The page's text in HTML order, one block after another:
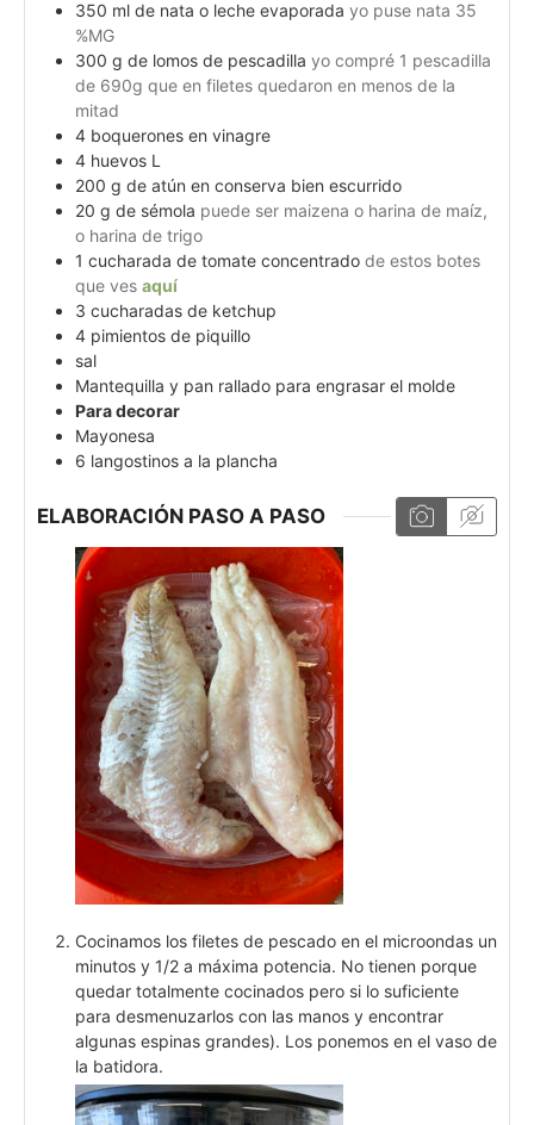
350 ml de nata o leche evaporada yo puse nata 35
%MG
300 g de lomos de pescadilla yo compré 1 pescadilla
de 690g que en filetes quedaron en menos de la
mitad
4 boquerones en vinagre
4 huevos L
200 g de atún en conserva bien escurrido
20 g de sémola puede ser maizena o harina de maíz,
o harina de trigo
1 cucharada de tomate concentrado de estos botes
que ves aquí
3 cucharadas de ketchup
4 pimientos de piquillo
sal
Mantequilla y pan rallado para engrasar el molde
Para decorar
Mayonesa
6 langostinos a la plancha
ELABORACIÓN PASO A PASO
Cocinamos los filetes de pescado en el microondas un
minutos y 1/2 a máxima potencia. No tienen porque
quedar totalmente cocinados pero si lo suficiente
para desmenuzarlos con las manos y encontrar
algunas espinas grandes). Los ponemos en el vaso de
la batidora.